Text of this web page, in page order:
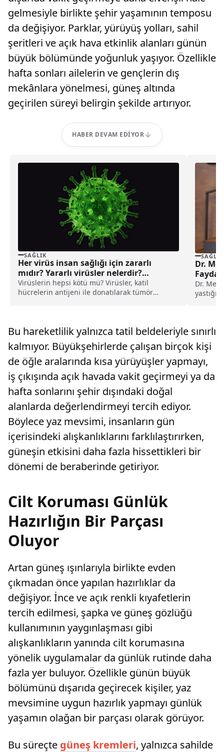
gelmesiyle birlikte şehir yaşamının temposu
da değişiyor. Parklar, yürüyüş yolları, sahil
şeritleri ve açık hava etkinlik alanları günün
büyük bölümünde yoğunluk yaşıyor. Özellikle
hafta sonları ailelerin ve gençlerin dış
mekânlara yönelmesi, güneş altında
geçirilen süreyi belirgin şekilde artırıyor.
HABER DEVAM EDIYOR
SAĞLIK
Her virüs insan sağlığı için zararlı
mıdır? Yararlı virüsler nelerdir?
Virüs çeşitleri
Virüslerin hepsi kötü mü? Virüsler, katil
hücrelerin antijeni ile donatılarak tümör
SAĞLIK
Dr.
Dr.
Bu hareketlilik yalnızca tatil beldeleriyle sınırlı
kalmıyor. Büyükşehirlerde çalışan birçok kişi
de öğle aralarında kısa yürüyüşler yapmayı,
iş çıkışında açık havada vakit geçirmeyi ya da
hafta sonlarını şehir dışındaki doğal
alanlarda değerlendirmeyi tercih ediyor.
Böylece yaz mevsimi, insanların gün
içerisindeki alışkanlıklarını farklılaştırırken,
güneşin etkisini daha fazla hissettikleri bir
dönemi de beraberinde getiriyor.
Cilt Koruması Günlük
Hazırlığın Bir Parçası
Oluyor
Artan güneş ışınlarıyla birlikte evden
çıkmadan önce yapılan hazırlıklar da
değişiyor. İnce ve açık renkli kıyafetlerin
tercih edilmesi, şapka ve güneş gözlüğü
kullanımının yaygınlaşması gibi
alışkanlıkların yanında cilt korumasına
yönelik uygulamalar da günlük rutinde daha
fazla yer buluyor. Özellikle günün büyük
bölümünü dışarıda geçirecek kişiler, yaz
mevsimine uygun hazırlık yapmayı günlük
yaşamın olağan bir parçası olarak görüyor.
Bu süreçte güneş kremleri, yalnızca sahilde